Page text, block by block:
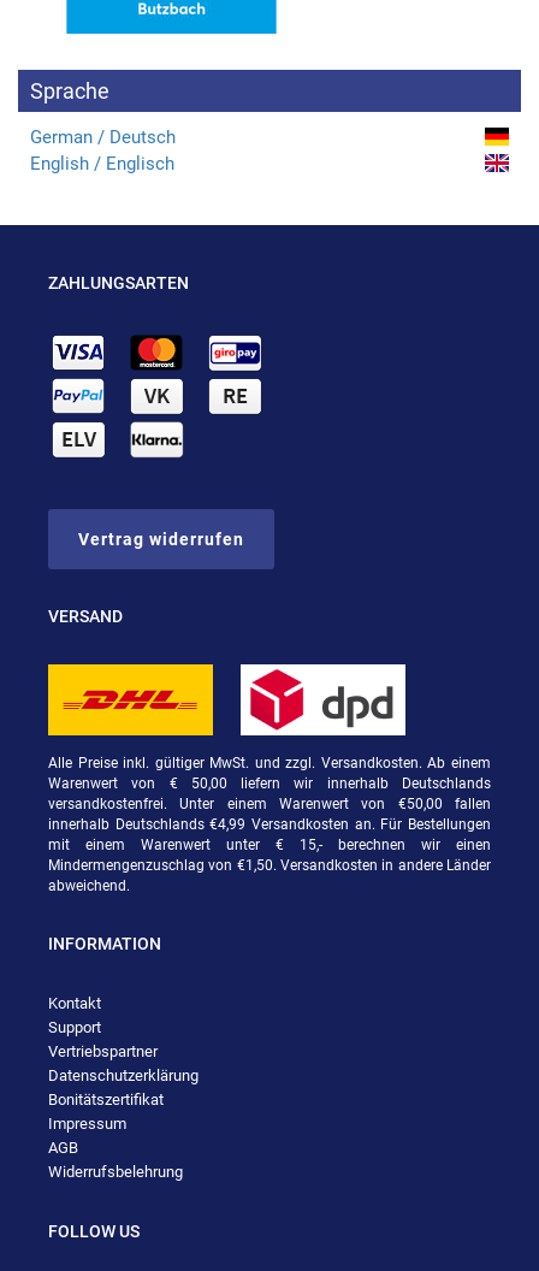
Sprache
German / Deutsch
English / Englisch
ZAHLUNGSARTEN
Vertrag widerrufen
VERSAND
Alle Preise inkl. gültiger MwSt. und zzgl. Versandkosten. Ab einem
Warenwert von € 50,00 liefern wir innerhalb Deutschlands
versandkostenfrei. Unter einem Warenwert von €50,00 fallen
innerhalb Deutschlands €4,99 Versandkosten an. Für Bestellungen
mit einem Warenwert unter € 15,- berechnen wir einen
Mindermengenzuschlag von €1,50. Versandkosten in andere Länder
abweichend.
INFORMATION
Kontakt
Support
Vertriebspartner
Datenschutzerklärung
Bonitätszertifikat
Impressum
AGB
Widerrufsbelehrung
FOLLOW US